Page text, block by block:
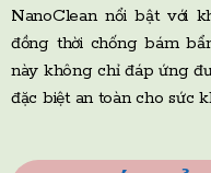
NanoClean nổi bật với
đồng thời chống bám
này không chỉ đáp ứng
đặc biệt an toàn cho sức